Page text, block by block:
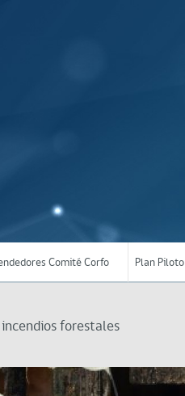
Comité Corfo Plan Piloto
forestales